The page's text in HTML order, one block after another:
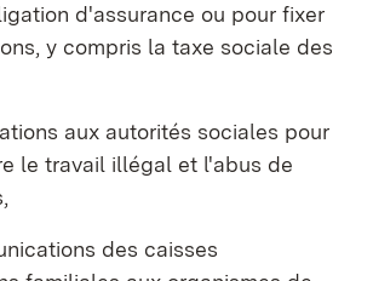
d'assurance ou pour fixer
y compris la taxe sociale des
aux autorités sociales pour
le travail illégal et l'abus de
des caisses